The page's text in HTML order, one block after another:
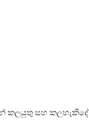
කලයුතු සහ කලහැකිදේ